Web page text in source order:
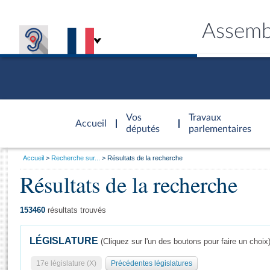
Accueil
d'accueil
Vos
députés
Travaux
parlementaires
Général
Vous
Accueil Recherche sur... Résultats de la recherche
Résultats de la recherche
153460 résultats trouvés
LÉGISLATURE (Cliquez sur l'un des boutons pour faire un choix)
17e législature (X) Précédentes législatures